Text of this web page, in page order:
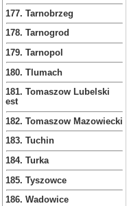
177. Tarnobrzeg
178. Tarnogrod
179. Tarnopol
180. Tlumach
181. Tomaszow Lubelski
est
182. Tomaszow Mazowiecki
183. Tuchin
184. Turka
185. Tyszowce
186. Wadowice